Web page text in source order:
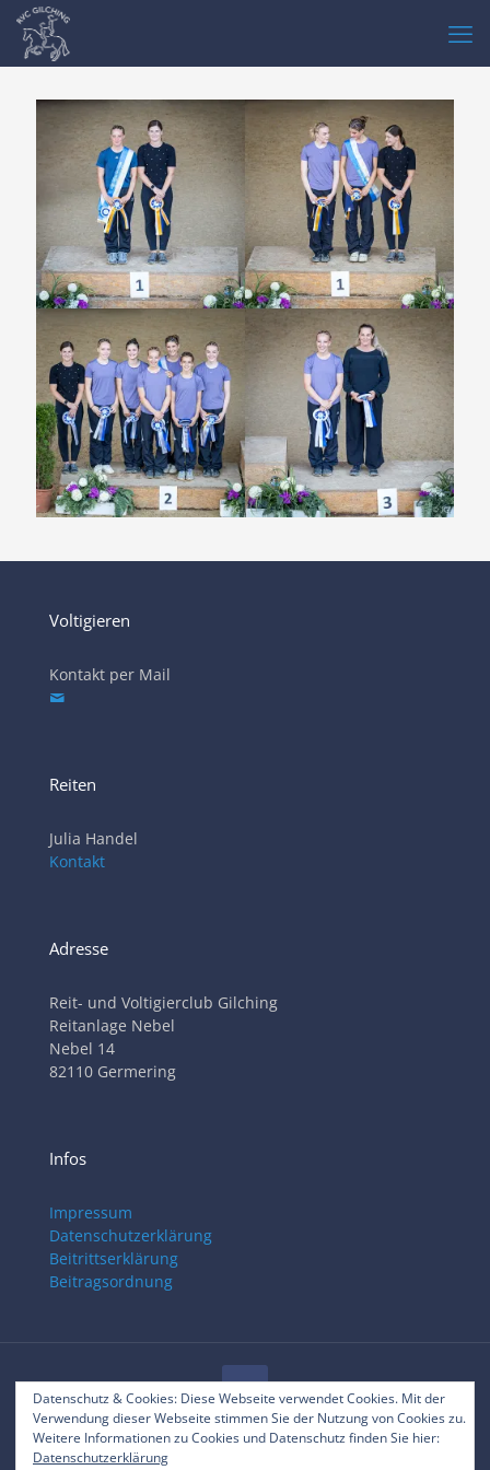
Voltigieren
Kontakt per Mail
Reiten
Julia Handel
Kontakt
Adresse
Reit- und Voltigierclub Gilching
Reitanlage Nebel
Nebel 14
82110 Germering
Infos
Impressum
Datenschutzerklärung
Beitrittserklärung
Beitragsordnung
Datenschutz & Cookies: Diese Webseite verwendet Cookies. Mit der
Verwendung dieser Webseite stimmen Sie der Nutzung von Cookies zu.
Weitere Informationen zu Cookies und Datenschutz finden Sie hier:
Datenschutzerklärung
© 2025 RVC Gilching